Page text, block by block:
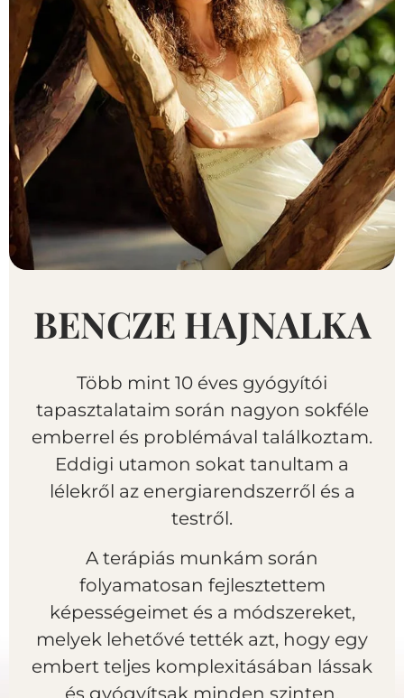
BENCZE HAJNALKA
Több mint 10 éves gyógyítói
tapasztalataim során nagyon sokféle
emberrel és problémával találkoztam.
Eddigi utamon sokat tanultam a
lélekről az energiarendszerről és a
testről.
A terápiás munkám során
folyamatosan fejlesztettem
képességeimet és a módszereket,
melyek lehetővé tették azt, hogy egy
embert teljes komplexitásában lássak
és gyógyítsak minden szinten.